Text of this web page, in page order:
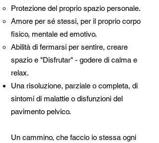
circondata da un'antica oliveta.
Sulla cima di una collina, nella quiete
della campagna toscana.
Protezione del proprio spazio personale.
Amore per sé stessi, per il proprio corpo
fisico, mentale ed emotivo.
Abilità di fermarsi per sentire, creare
spazio e "Disfrutar" - godere di calma e
relax.
Una risoluzione, parziale o completa, di
sintomi di malattie o disfunzioni del
pavimento pelvico.
Un cammino, che faccio io stessa ogni